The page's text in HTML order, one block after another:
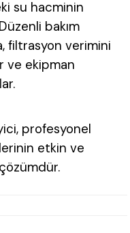
su hacminin
bakım
filtrasyon verimini
ve ekipman
profesyonel
etkin ve